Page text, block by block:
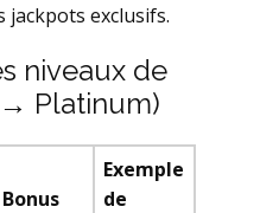
jackpots exclusifs.
niveaux de
Platinum)
Bonus
Exemple
de